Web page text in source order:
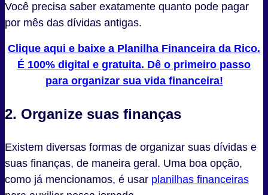
Você precisa saber exatamente quanto pode pagar
por mês das dívidas antigas.
Clique aqui e baixe a Planilha Financeira da Rico.
É 100% digital e gratuita. Dê o primeiro passo
para organizar sua vida financeira!
2. Organize suas finanças
Existem diversas formas de organizar suas dívidas e
suas finanças, de maneira geral. Uma boa opção,
como já mencionamos, é usar planilhas financeiras